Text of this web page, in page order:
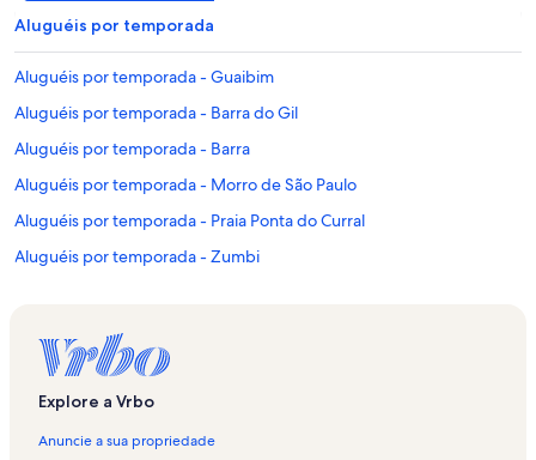
Aluguéis por temporada
Aluguéis por temporada - Guaibim
Aluguéis por temporada - Barra do Gil
Aluguéis por temporada - Barra
Aluguéis por temporada - Morro de São Paulo
Aluguéis por temporada - Praia Ponta do Curral
Aluguéis por temporada - Zumbi
Aluguéis por temporada - Fonte da Bica
Aluguéis por temporada - Ondina
Aluguéis por temporada - Praia do Farol da Barra
Aluguéis por temporada - Praia da Penha
Explore a Vrbo
Anuncie a sua propriedade